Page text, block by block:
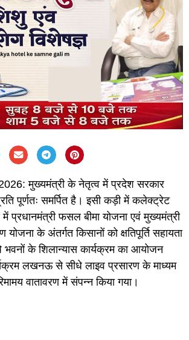
मुख्यमंत्री के नेतृत्व में प्रदेश सरकार
पूर्णतः समर्पित है। इसी कड़ी में कलेक्ट्रेट
में प्रधानमंत्री फसल बीमा योजना एवं मुख्यमंत्री
के अंतर्गत किसानों को क्षतिपूर्ति सहायता
भवनों के शिलान्यास कार्यक्रम का आयोजन
लखनऊ से सीधे लाइव प्रसारण के माध्यम
वातावरण में संपन्न किया गया।